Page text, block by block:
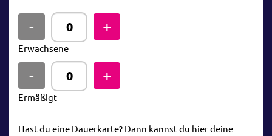
Erwachsene
Ermäßigt
Hast du eine Dauerkarte? Dann kannst du hier deine